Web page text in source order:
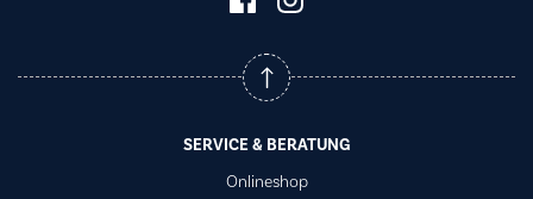
SERVICE & BERATUNG
Onlineshop